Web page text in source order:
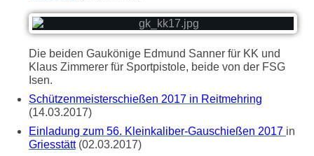
Die beiden Gaukönige Edmund Sanner für KK und
Klaus Zimmerer für Sportpistole, beide von der FSG
Isen.
Schützenmeisterschießen 2017 in Reitmehring
(14.03.2017)
Einladung zum 56. Kleinkaliber-Gauschießen 2017 in
Griesstätt(02.03.2017)